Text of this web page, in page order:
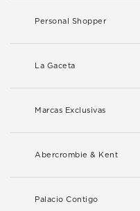
Personal Shopper
La Gaceta
Marcas Exclusivas
Abercrombie & Kent
Palacio Contigo